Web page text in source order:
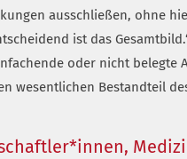
ausschließen, ohne
ist das
oder nicht
wesentlichen Bestandteil